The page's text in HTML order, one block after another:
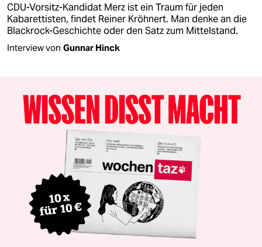
CDU-Vorsitz-Kandidat Merz ist ein Traum für jeden
Kabarettisten, findet Reiner Kröhnert. Man denke an die
Blackrock-Geschichte oder den Satz zum Mittelstand.
Interview von Gunnar Hinck